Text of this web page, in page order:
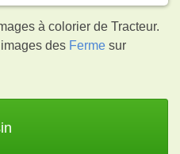
à colorier de Tracteur.
des Ferme sur